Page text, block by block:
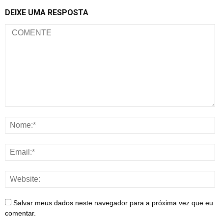
DEIXE UMA RESPOSTA
Salvar meus dados neste navegador para a próxima vez que eu
comentar.